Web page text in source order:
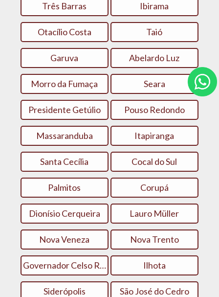
Três Barras Ibirama
Otacílio Costa Taió
Garuva Abelardo Luz
Morro da Fumaça Seara
Presidente Getúlio Pouso Redondo
Massaranduba Itapiranga
Santa Cecília Cocal do Sul
Palmitos Corupá
Dionísio Cerqueira Lauro Müller
Nova Veneza Nova Trento
Governador Celso Ramos Ilhota
Siderópolis São José do Cedro